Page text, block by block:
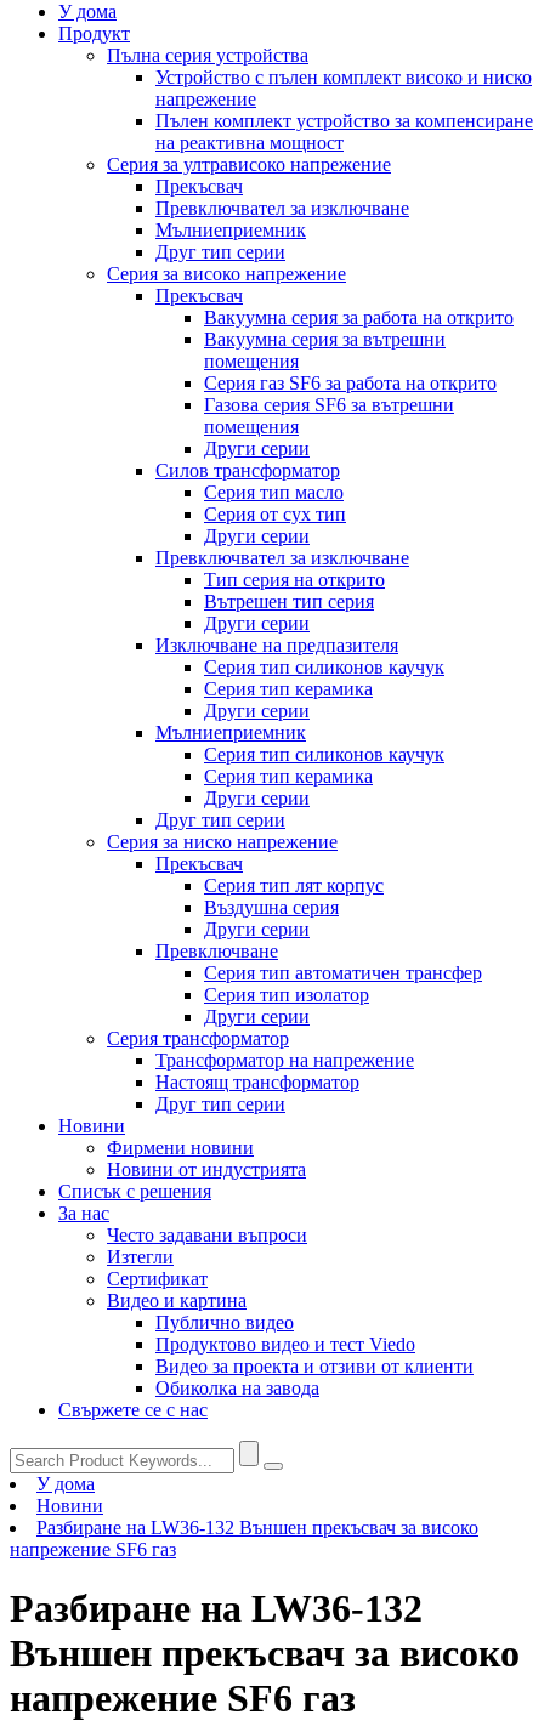
У дома
Продукт
Пълна серия устройства
Устройство с пълен комплект високо и ниско
напрежение
Пълен комплект устройство за компенсиране
на реактивна мощност
Серия за ултрависоко напрежение
Прекъсвач
Превключвател за изключване
Мълниеприемник
Друг тип серии
Серия за високо напрежение
Прекъсвач
Вакуумна серия за работа на открито
Вакуумна серия за вътрешни
помещения
Серия газ SF6 за работа на открито
Газова серия SF6 за вътрешни
помещения
Други серии
Силов трансформатор
Серия тип масло
Серия от сух тип
Други серии
Превключвател за изключване
Тип серия на открито
Вътрешен тип серия
Други серии
Изключване на предпазителя
Серия тип силиконов каучук
Серия тип керамика
Други серии
Мълниеприемник
Серия тип силиконов каучук
Серия тип керамика
Други серии
Друг тип серии
Серия за ниско напрежение
Прекъсвач
Серия тип лят корпус
Въздушна серия
Други серии
Превключване
Серия тип автоматичен трансфер
Серия тип изолатор
Други серии
Серия трансформатор
Трансформатор на напрежение
Настоящ трансформатор
Друг тип серии
Новини
Фирмени новини
Новини от индустрията
Списък с решения
За нас
Често задавани въпроси
Изтегли
Сертификат
Видео и картина
Публично видео
Продуктово видео и тест Viedo
Видео за проекта и отзиви от клиенти
Обиколка на завода
Свържете се с нас
У дома
Новини
Разбиране на LW36-132 Външен прекъсвач за високо
напрежение SF6 газ
Разбиране на LW36-132
Външен прекъсвач за високо
напрежение SF6 газ